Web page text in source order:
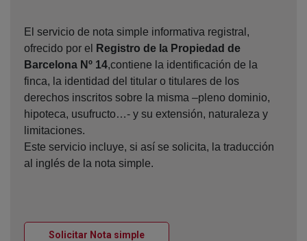
El servicio de nota simple informativa registral,
ofrecido por el
Registro de la Propiedad de
Barcelona Nº 14,contiene la identificación de la
finca, la identidad del titular o titulares de los
derechos inscritos sobre la misma –pleno dominio,
hipoteca, usufructo…- y su extensión, naturaleza y
limitaciones.
Este servicio incluye, si así se solicita, la traducción
al inglés de la nota simple.
Solicitar Nota simpleVentana nueva